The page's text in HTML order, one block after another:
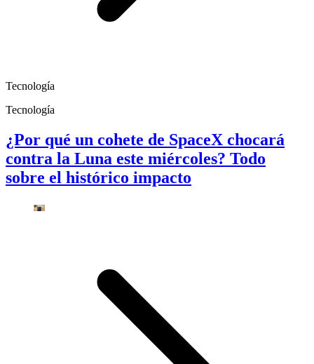
Tecnología
Tecnología
¿Por qué un cohete de SpaceX chocará
contra la Luna este miércoles? Todo
sobre el histórico impacto